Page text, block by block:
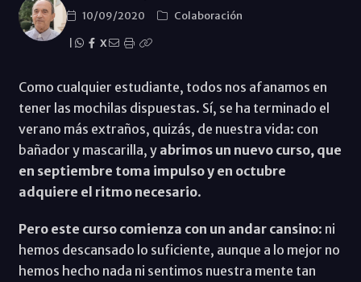
10/09/2020
Colaboración
X
Como cualquier estudiante, todos nos afanamos en
tener las mochilas dispuestas. Sí, se ha terminado el
verano más extraños, quizás, de nuestra vida: con
bañador y mascarilla, y abrimos un nuevo curso, que
en septiembre toma impulso y en octubre
adquiere el ritmo necesario.
Pero este curso comienza con un andar cansino: ni
hemos descansado lo suficiente, aunque a lo mejor no
hemos hecho nada ni sentimos nuestra mente tan